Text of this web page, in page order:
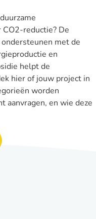
reductie? De
met de
en
helpt de
hier of jouw project in
worden
aanvragen, en wie deze